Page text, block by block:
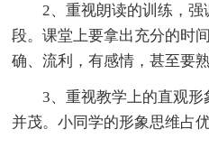
2、重视朗读的训练，强
段。课堂上要拿出充分的时
确、流利，有感情，甚至要熟
3、重视教学上的直观形
并茂。小同学的形象思维占优